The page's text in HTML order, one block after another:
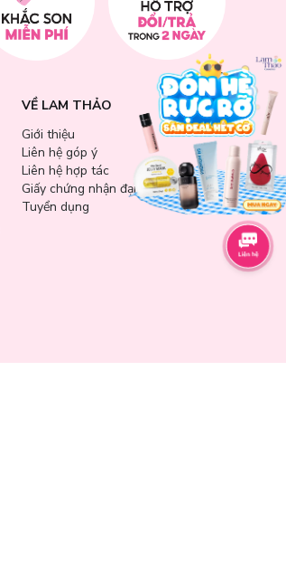
VỀ LAM THẢO
Giới thiệu
Liên hệ góp ý
Liên hệ hợp tác
Giấy chứng nhận đại lý
Tuyển dụng